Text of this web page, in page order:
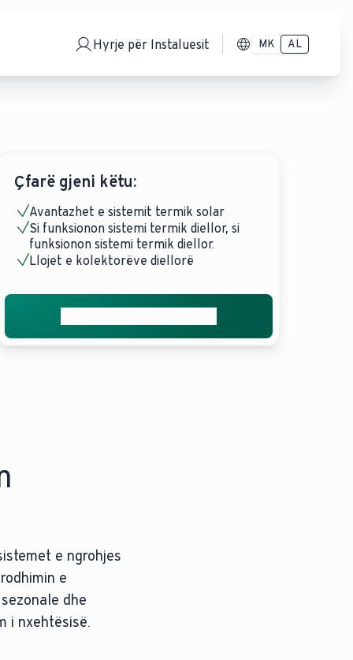
Hyrje për Instaluesit MK AL
Çfarë gjeni këtu:
Avantazhet e sistemit termik solar
Si funksionon sistemi termik diellor, si
funksionon sistemi termik diellor.
Llojet e kolektorëve diellorë
e ngrohjes
e
dhe
i nxehtësisë.